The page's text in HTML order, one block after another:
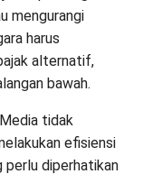
mengurangi
harus
alternatif,
bawah.
tidak
efisiensi
perlu diperhatikan